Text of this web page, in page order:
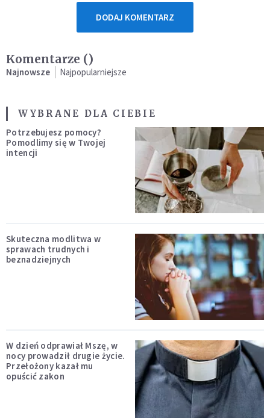
DODAJ KOMENTARZ
Komentarze ()
Najnowsze Najpopularniejsze
WYBRANE DLA CIEBIE
Potrzebujesz pomocy?
Pomodlimy się w Twojej
intencji
Skuteczna modlitwa w
sprawach trudnych i
beznadziejnych
W dzień odprawiał Mszę, w
nocy prowadził drugie życie.
Przełożony kazał mu
opuścić zakon